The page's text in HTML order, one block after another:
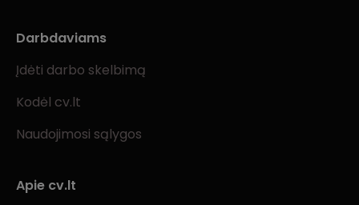
Darbdaviams
Įdėti darbo skelbimą
Kodėl cv.lt
Naudojimosi sąlygos
Apie cv.lt